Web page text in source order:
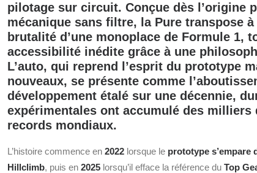
pilotage sur circuit. Conçue dès l’origine
mécanique sans filtre, la Pure transpose
brutalité d’une monoplace de Formule 1,
accessibilité inédite grâce à une
L’auto, qui reprend l’esprit du prototype
nouveaux, se présente comme
développement étalé sur une décennie,
expérimentales ont accumulé des
records mondiaux.
L’histoire commence en 2022 lorsque le prototype s’empare
Hillclimb, puis en 2025 lorsqu’il efface la référence du Top